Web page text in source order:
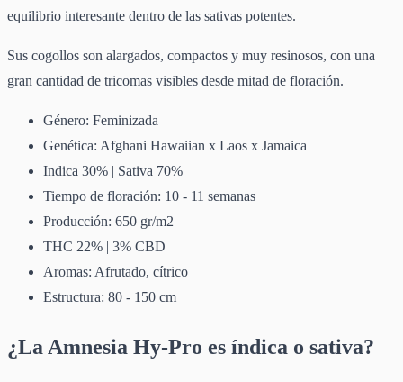
equilibrio interesante dentro de las sativas potentes.
Sus cogollos son alargados, compactos y muy resinosos, con una
gran cantidad de tricomas visibles desde mitad de floración.
Género: Feminizada
Genética: Afghani Hawaiian x Laos x Jamaica
Indica 30% | Sativa 70%
Tiempo de floración: 10 - 11 semanas
Producción: 650 gr/m2
THC 22% | 3% CBD
Aromas: Afrutado, cítrico
Estructura: 80 - 150 cm
¿La Amnesia Hy-Pro es índica o sativa?